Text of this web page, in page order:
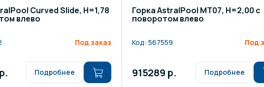
Curved Slide, H=1,78
влево
Под заказ
Подробнее
Горка AstralPool MT07, H=2,00 с
поворотом влево
Код: 567559 Под
915289 р. Подробнее